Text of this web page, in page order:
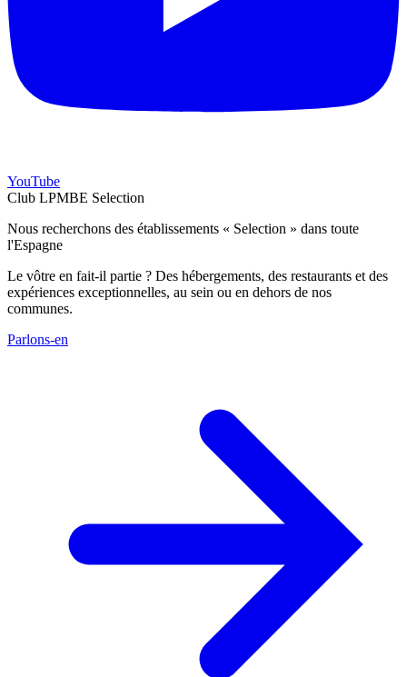
YouTube
Club LPMBE Selection
Nous recherchons des établissements « Selection » dans toute
l'Espagne
Le vôtre en fait-il partie ? Des hébergements, des restaurants et des
expériences exceptionnelles, au sein ou en dehors de nos
communes.
Parlons-en